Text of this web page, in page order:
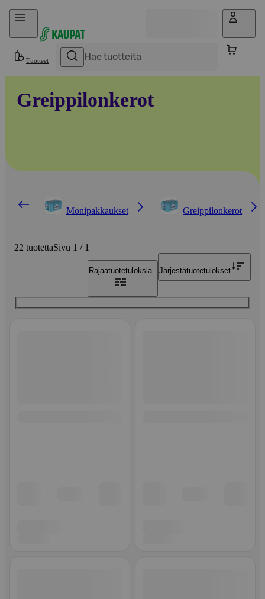
Hyppää sisältöön
Tuotteet
Greippilonkerot
Monipakkaukset Greippilonkerot
22 tuotettaSivu 1 / 1
Rajaatuotetuloksia Järjestätuotetulokset